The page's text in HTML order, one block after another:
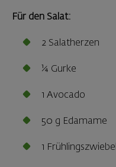
Für den Salat:
2 Salatherzen
¼ Gurke
1 Avocado
50 g Edamame
1 Frühlingszwiebel